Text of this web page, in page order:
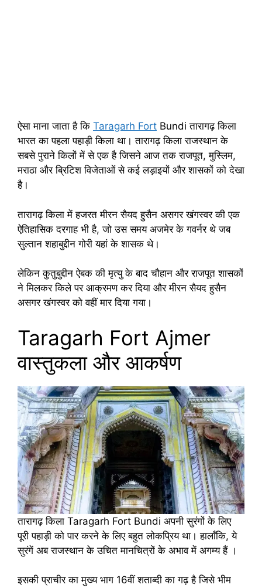
ऐसा माना जाता है कि Taragarh Fort Bundi तारागढ़ किला
भारत का पहला पहाड़ी किला था। तारागढ़ किला राजस्थान के
सबसे पुराने किलों में से एक है जिसने आज तक राजपूत, मुस्लिम,
मराठा और ब्रिटिश विजेताओं से कई लड़ाइयों और शासकों को देखा
है।
तारागढ़ किला में हजरत मीरन सैयद हुसैन असगर खंगस्वर की एक
ऐतिहासिक दरगाह भी है, जो उस समय अजमेर के गवर्नर थे जब
सुल्तान शहाबुद्दीन गोरी यहां के शासक थे।
लेकिन कुतुबुद्दीन ऐबक की मृत्यु के बाद चौहान और राजपूत शासकों
ने मिलकर किले पर आक्रमण कर दिया और मीरन सैयद हुसैन
असगर खंगस्वर को वहीं मार दिया गया।
Taragarh Fort Ajmer
वास्तुकला और आकर्षण
तारागढ़ किला Taragarh Fort Bundi अपनी सुरंगों के लिए
पूरी पहाड़ी को पार करने के लिए बहुत लोकप्रिय था। हालाँकि, ये
सुरंगें अब राजस्थान के उचित मानचित्रों के अभाव में अगम्य हैं ।
इसकी प्राचीर का मुख्य भाग 16वीं शताब्दी का गढ़ है जिसे भीम